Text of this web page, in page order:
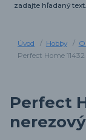
Úvod Hobby
Perfect Home
Perfect